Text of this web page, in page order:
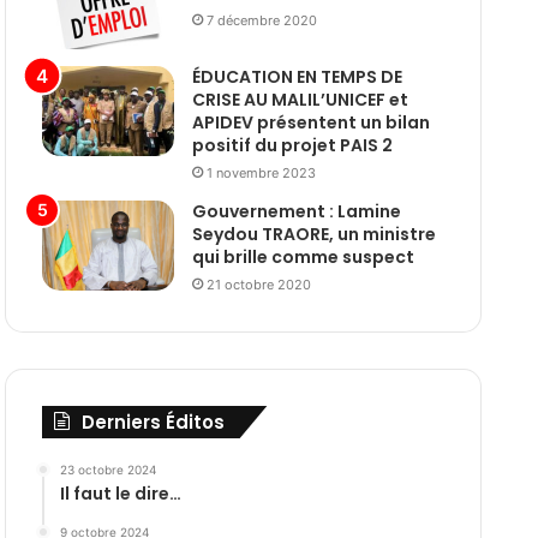
7 décembre 2020
ÉDUCATION EN TEMPS DE
CRISE AU MALIL’UNICEF et
APIDEV présentent un bilan
positif du projet PAIS 2
1 novembre 2023
Gouvernement : Lamine
Seydou TRAORE, un ministre
qui brille comme suspect
21 octobre 2020
Derniers Éditos
23 octobre 2024
Il faut le dire…
9 octobre 2024